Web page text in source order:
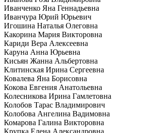
Иванченко Яна Геннадьевна
Иванчура Юрий Юрьевич
Игошина Наталья Олеговна
Какорина Мария Викторовна
Кариди Вера Алексеевна
Каруна Анна Юрьевна
Кисьян Жанна Альбертовна
Клитинская Ирина Сергеевна
Ковалева Яна Борисовна
Кокова Евгения Анатольевна
Колесникова Ирина Гамлетовна
Колобов Тарас Владимирович
Колобова Ангелина Вадимовна
Комарова Галина Викторовна
Крупка Елена Александровна